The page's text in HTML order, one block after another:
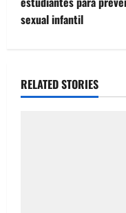
n
v
i
sexual infantil
RELATED STORIES